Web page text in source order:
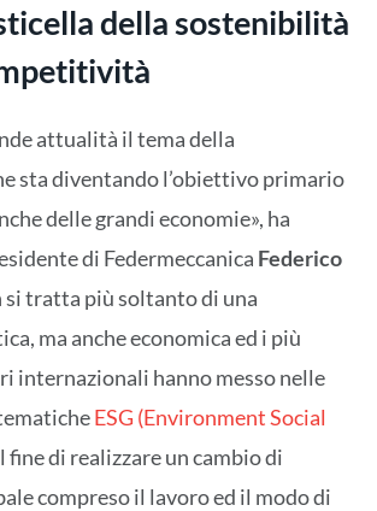
della sostenibilità
attualità il tema della
sta diventando l’obiettivo primario
delle grandi economie», ha
di Federmeccanica Federico
si tratta più soltanto di una
ma anche economica ed i più
internazionali hanno messo nelle
ESG (Environment Social
fine di realizzare un cambio di
compreso il lavoro ed il modo di